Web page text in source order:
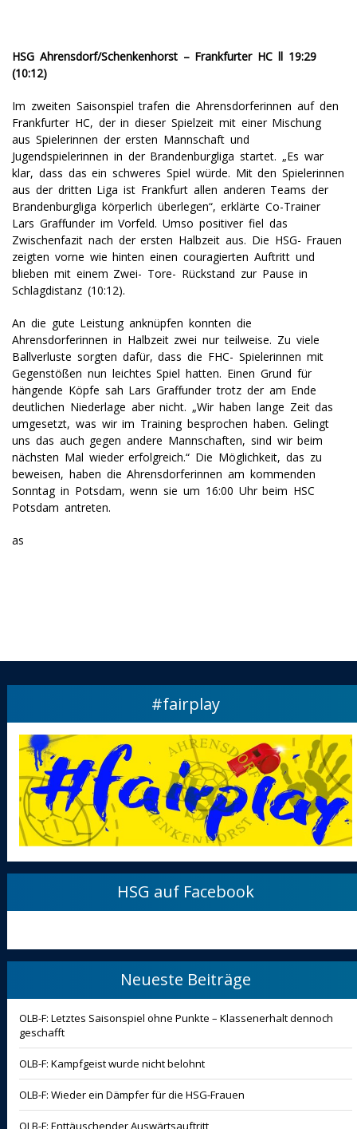
HSG Ahrensdorf/Schenkenhorst – Frankfurter HC ll 19:29
(10:12)
Im zweiten Saisonspiel trafen die Ahrensdorferinnen auf den
Frankfurter HC, der in dieser Spielzeit mit einer Mischung
aus Spielerinnen der ersten Mannschaft und
Jugendspielerinnen in der Brandenburgliga startet. „Es war
klar, dass das ein schweres Spiel würde. Mit den Spielerinnen
aus der dritten Liga ist Frankfurt allen anderen Teams der
Brandenburgliga körperlich überlegen“, erklärte Co-Trainer
Lars Graffunder im Vorfeld. Umso positiver fiel das
Zwischenfazit nach der ersten Halbzeit aus. Die HSG- Frauen
zeigten vorne wie hinten einen couragierten Auftritt und
blieben mit einem Zwei- Tore- Rückstand zur Pause in
Schlagdistanz (10:12).
An die gute Leistung anknüpfen konnten die
Ahrensdorferinnen in Halbzeit zwei nur teilweise. Zu viele
Ballverluste sorgten dafür, dass die FHC- Spielerinnen mit
Gegenstößen nun leichtes Spiel hatten. Einen Grund für
hängende Köpfe sah Lars Graffunder trotz der am Ende
deutlichen Niederlage aber nicht. „Wir haben lange Zeit das
umgesetzt, was wir im Training besprochen haben. Gelingt
uns das auch gegen andere Mannschaften, sind wir beim
nächsten Mal wieder erfolgreich.“ Die Möglichkeit, das zu
beweisen, haben die Ahrensdorferinnen am kommenden
Sonntag in Potsdam, wenn sie um 16:00 Uhr beim HSC
Potsdam antreten.
as
#fairplay
HSG auf Facebook
Neueste Beiträge
OLB-F: Letztes Saisonspiel ohne Punkte – Klassenerhalt dennoch
geschafft
OLB-F: Kampfgeist wurde nicht belohnt
OLB-F: Wieder ein Dämpfer für die HSG-Frauen
OLB-F: Enttäuschender Auswärtsauftritt